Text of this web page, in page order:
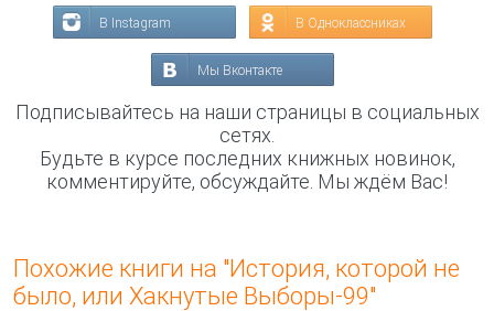
В Instagram В Одноклассниках
Мы Вконтакте
Подписывайтесь на наши страницы в социальных
сетях.
Будьте в курсе последних книжных новинок,
комментируйте, обсуждайте. Мы ждём Вас!
Похожие книги на "Истоpия, котоpой не
было, или Хакнутые Выбоpы-99"